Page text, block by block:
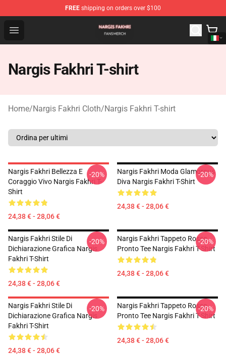
FREE shipping on orders over $100
Open menu
Nargis Fakhri Shop - Official Nargis Fakhri Merchandise
Nargis Fakhri T-shirt
Home/Nargis Fakhri Cloth/Nargis Fakhri T-shirt
Nargis Fakhri Bellezza E
Coraggio Vivo Nargis Fakhri T-
Shirt
24,38 € - 28,06 €
-20%
Nargis Fakhri Moda Glamorous
Diva Nargis Fakhri T-Shirt
24,38 € - 28,06 €
-20%
Nargis Fakhri Stile Di
Dichiarazione Grafica Nargis
Fakhri T-Shirt
24,38 € - 28,06 €
-20%
Nargis Fakhri Tappeto Rosso
Pronto Tee Nargis Fakhri T-Shirt
24,38 € - 28,06 €
-20%
Nargis Fakhri Stile Di
Dichiarazione Grafica Nargis
Fakhri T-Shirt
24,38 € - 28,06 €
-20%
Nargis Fakhri Tappeto Rosso
Pronto Tee Nargis Fakhri T-Shirt
24,38 € - 28,06 €
-20%